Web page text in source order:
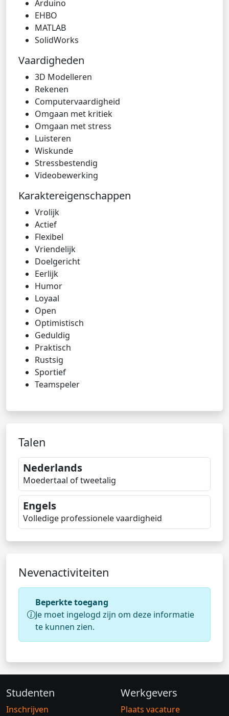
Arduino
EHBO
MATLAB
SolidWorks
Vaardigheden
3D Modelleren
Rekenen
Computervaardigheid
Omgaan met kritiek
Omgaan met stress
Luisteren
Wiskunde
Stressbestendig
Videobewerking
Karaktereigenschappen
Vrolijk
Actief
Flexibel
Vriendelijk
Doelgericht
Eerlijk
Humor
Loyaal
Open
Optimistisch
Geduldig
Praktisch
Rustsig
Sportief
Teamspeler
Talen
Nederlands
Moedertaal of tweetalig
Engels
Volledige professionele vaardigheid
Nevenactiviteiten
Beperkte toegang
Je moet ingelogd zijn om deze informatie
te kunnen zien.
Studenten
Inschrijven
Werkgevers
Plaats vacature